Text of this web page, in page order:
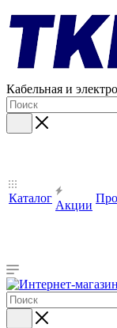
Кабельная и
Каталог
Акции